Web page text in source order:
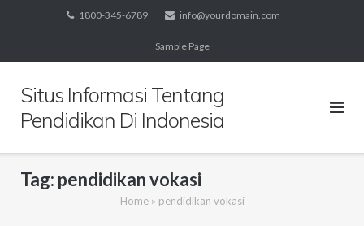
1800-345-6789 info@yourdomain.com
Sample Page
Situs Informasi Tentang
Pendidikan Di Indonesia
Tag: pendidikan vokasi
Home» pendidikan vokasi